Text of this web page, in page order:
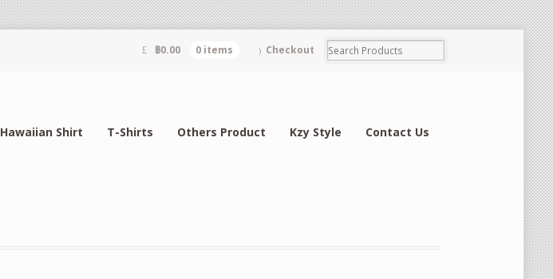
฿0.00 0 items Checkout
Hawaiian Shirt T-Shirts Others Product Kzy Style Contact Us